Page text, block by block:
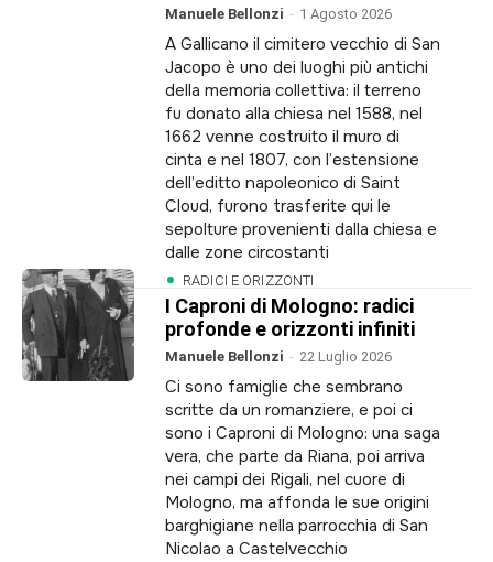
redazione@lagazzettadelserchio.net
Commerciale
Per collaborazioni editoriali, proposte di
contenuti sponsorizzati. Per richieste
pubblicitarie visita la pagina dedicatapubblicita
commerciale@lagazzettadelserchio.net
Manuele Bellonzi - 1 Agosto 2026
A Gallicano il cimitero vecchio di San
Jacopo è uno dei luoghi più antichi
della memoria collettiva: il terreno
fu donato alla chiesa nel 1588, nel
1662 venne costruito il muro di
cinta e nel 1807, con l’estensione
dell’editto napoleonico di Saint
Cloud, furono trasferite qui le
sepolture provenienti dalla chiesa e
dalle zone circostanti
RADICI E ORIZZONTI
I Caproni di Mologno: radici
profonde e orizzonti infiniti
Manuele Bellonzi - 22 Luglio 2026
Ci sono famiglie che sembrano
scritte da un romanziere, e poi ci
sono i Caproni di Mologno: una saga
vera, che parte da Riana, poi arriva
nei campi dei Rigali, nel cuore di
Mologno, ma affonda le sue origini
barghigiane nella parrocchia di San
Nicolao a Castelvecchio